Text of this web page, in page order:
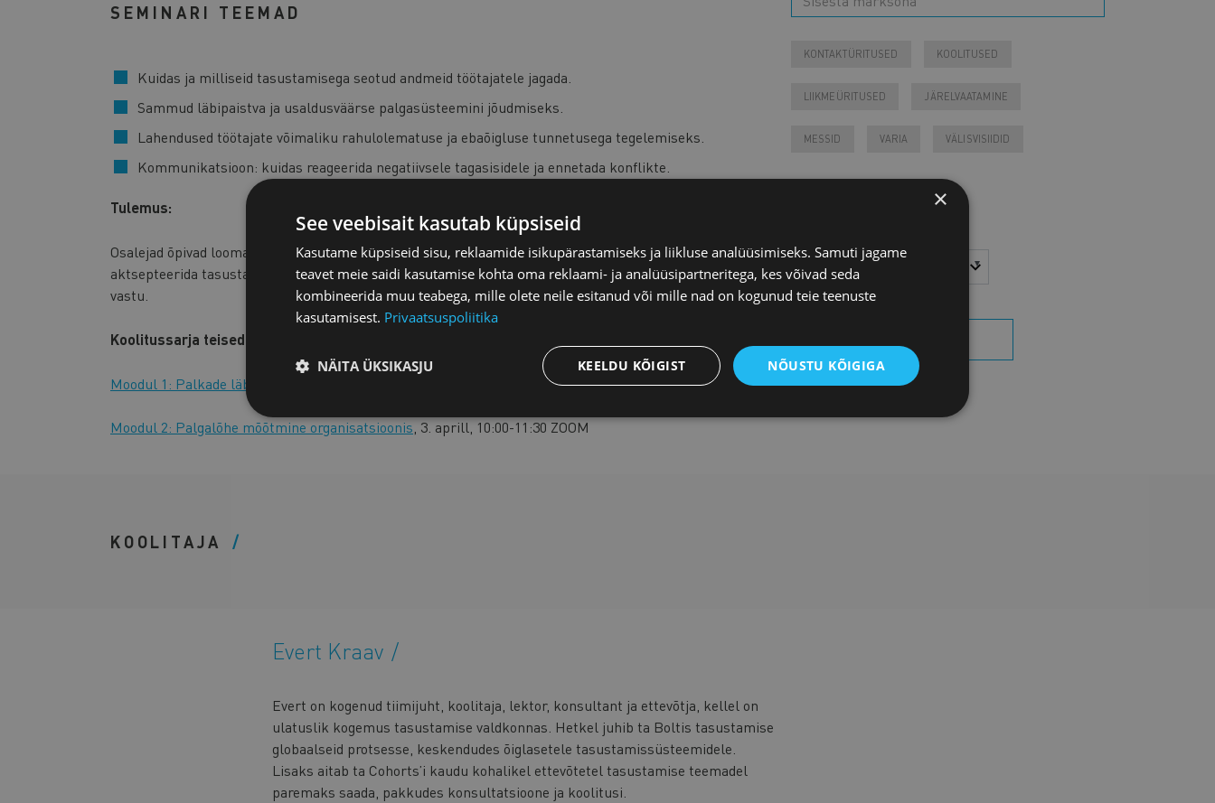
SEMINARI TEEMAD
Kuidas ja milliseid tasustamisega seotud andmeid töötajatele jagada.
Sammud läbipaistva ja usaldusväärse palgasüsteemini jõudmiseks.
Lahendused töötajate võimaliku rahulolematuse ja ebaõigluse tunnetusega tegelemiseks.
Kommunikatsioon: kuidas reageerida negatiivsele tagasisidele ja ennetada konflikte.
Tulemus:
Osalejad õpivad looma tõhusat kommunikatsioonistrateegiat, mis aitab töötajatel mõista ja
aktsepteerida tasustamissüsteemi, vähendades seeläbi pingeid ja suurendades usaldust tööandja
vastu.
Koolitussarja teised moodulid:
Moodul 1: Palkade läbipaistvuse direktiiv ja sellest tulenevad nõuded , 20. märts, 10:00-11:30 ZOOM
Moodul 2: Palgalõhe mõõtmine organisatsioonis, 3. aprill, 10:00-11:30 ZOOM
KONTAKTÜRITUSED KOOLITUSED
LIIKMEÜRITUSED JÄRELVAATAMINE
MESSID VARIA VÄLISVISIIDID
Tulevased sündmused
Aasta Kuu
KOOLITAJA
Evert Kraav
Evert on kogenud tiimijuht, koolitaja, lektor, konsultant ja ettevõtja, kellel on
ulatuslik kogemus tasustamise valdkonnas. Hetkel juhib ta Boltis tasustamise
globaalseid protsesse, keskendudes õiglasetele tasustamissüsteemidele.
Lisaks aitab ta Cohorts’i kaudu kohalikel ettevõtetel tasustamise teemadel
paremaks saada, pakkudes konsultatsioone ja koolitusi.
×
See veebisait kasutab küpsiseid
Kasutame küpsiseid sisu, reklaamide isikupärastamiseks ja liikluse analüüsimiseks. Samuti jagame
teavet meie saidi kasutamise kohta oma reklaami- ja analüüsipartneritega, kes võivad seda
kombineerida muu teabega, mille olete neile esitanud või mille nad on kogunud teie teenuste
kasutamisest. Privaatsuspoliitika
NÕUSTU KÕIGIGA
KEELDU KÕIGIST
NÄITA ÜKSIKASJU